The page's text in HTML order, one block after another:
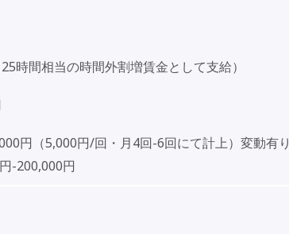
時間相当の時間外割増賃金として支給）
:15,000円
円（5,000円/回・月4回-6回にて計上）変動有り
-200,000円